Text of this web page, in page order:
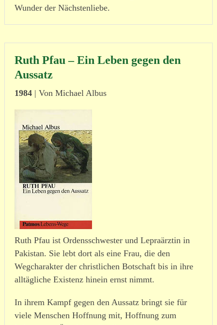
Wunder der Nächstenliebe.
Ruth Pfau – Ein Leben gegen den
Aussatz
1984| Von Michael Albus
Ruth Pfau ist Ordensschwester und Lepraärztin in
Pakistan. Sie lebt dort als eine Frau, die den
Wegcharakter der christ­lichen Botschaft bis in ihre
alltäg­liche Existenz hinein ernst nimmt.
In ihrem Kampf gegen den Aussatz bringt sie für
viele Menschen Hoffnung mit, Hoffnung zum